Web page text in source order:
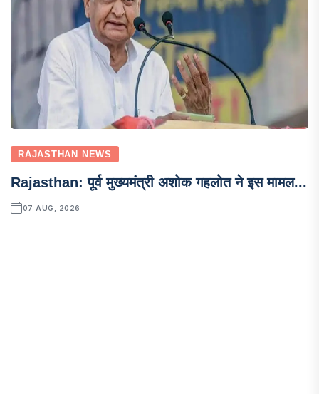
RAJASTHAN NEWS
Rajasthan: पूर्व मुख्यमंत्री अशोक गहलोत ने इस मामल...
07 AUG, 2026